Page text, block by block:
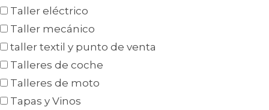
Taller eléctrico
Taller mecánico
taller textil y punto de venta
Talleres de coche
Talleres de moto
Tapas y Vinos